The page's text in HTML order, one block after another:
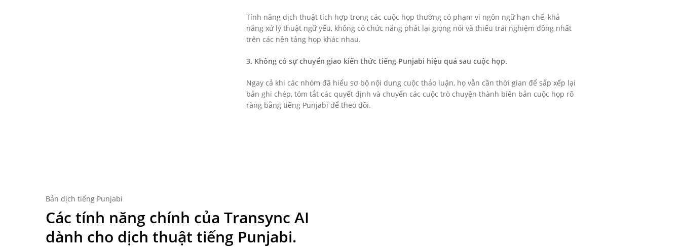
Tính năng dịch thuật tích hợp trong các cuộc họp thường có phạm vi ngôn ngữ hạn chế, khả
năng xử lý thuật ngữ yếu, không có chức năng phát lại giọng nói và thiếu trải nghiệm đồng nhất
trên các nền tảng họp khác nhau.
3. Không có sự chuyển giao kiến thức tiếng Punjabi hiệu quả sau cuộc họp.
Ngay cả khi các nhóm đã hiểu sơ bộ nội dung cuộc thảo luận, họ vẫn cần thời gian để sắp xếp lại
bản ghi chép, tóm tắt các quyết định và chuyển các cuộc trò chuyện thành biên bản cuộc họp rõ
ràng bằng tiếng Punjabi để theo dõi.
Bản dịch tiếng Punjabi
Các tính năng chính của Transync AI
dành cho dịch thuật tiếng Punjabi.